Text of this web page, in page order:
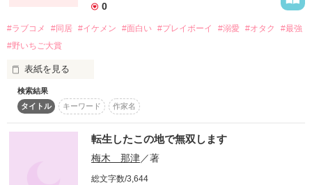
自身初の転生ダークファンタジー！
必見です。
0
#ラブコメ #同居 #イケメン #面白い #プレイボーイ #溺愛 #オタク
#最強
#野いちご大賞
表紙を見る
｢今日の晩御飯は何がいい？｣
検索結果
タイトル
キーワード 作家名
転生したこの地で無双します
梅木 那津／著
総文字数/3,644